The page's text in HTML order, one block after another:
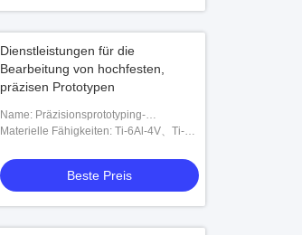
Dienstleistungen für die
Bearbeitung von hochfesten,
präzisen Prototypen
Name: Präzisionsprototyping-
Bearbeitung
Materielle Fähigkeiten: Ti-6Al-4V、Ti-
Beste Preis